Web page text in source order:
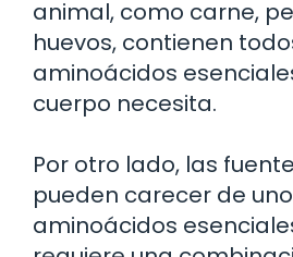
animal, como carne,
huevos, contienen
aminoácidos
cuerpo necesita.
Por otro lado, las
pueden carecer de
aminoácidos